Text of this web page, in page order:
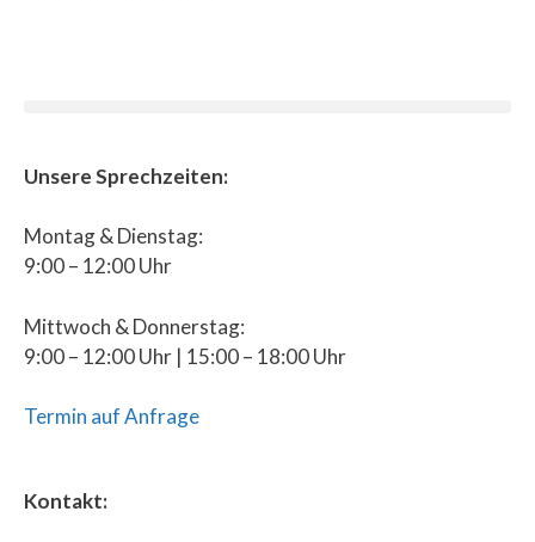
Unsere Sprechzeiten:
Montag & Dienstag:
9:00 – 12:00 Uhr
Mittwoch & Donnerstag:
9:00 – 12:00 Uhr | 15:00 – 18:00 Uhr
Termin auf Anfrage
Kontakt: